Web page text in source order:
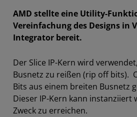
AMD stellte eine Utility-
Vereinfachung des Designs in
Integrator bereit.
Der Slice IP-Kern wird
Busnetz zu reißen (rip off bits).
Bits aus einem breiten Busnetz
Dieser IP-Kern kann instanziiert
Zweck zu erreichen.